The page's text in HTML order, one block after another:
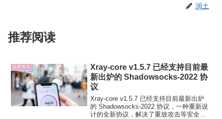
润土
推荐阅读
业界资讯
Xray-core v1.5.7 已经支持目前最
新出炉的 Shadowsocks-2022 协
议
Xray-core v1.5.7 已经支持目前最新出炉
的 Shadowsocks-2022 协议，一种重新设
计的全新协议，解决了重放攻击等安全问